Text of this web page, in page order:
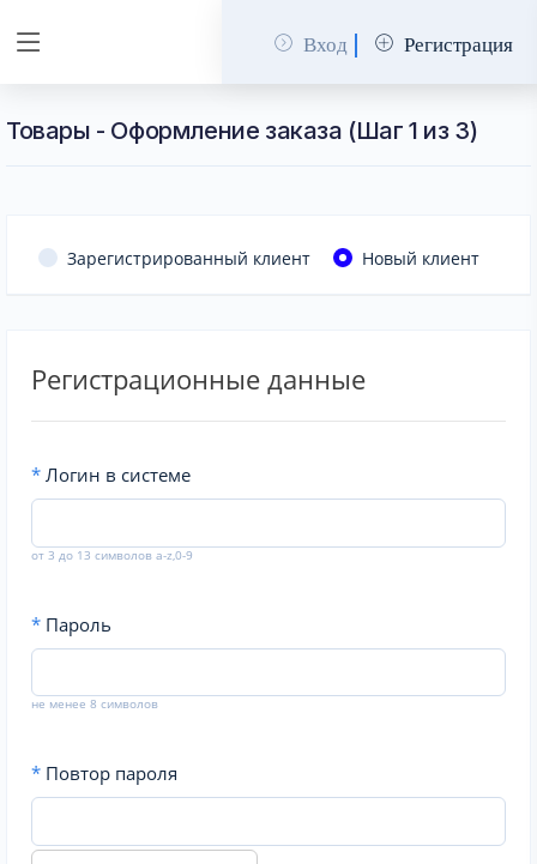
Вход Регистрация
Товары - Оформление заказа (Шаг 1 из 3)
Зарегистрированный клиент Новый клиент
Регистрационные данные
* Логин в системе
от 3 до 13 символов a-z,0-9
* Пароль
не менее 8 символов
* Повтор пароля